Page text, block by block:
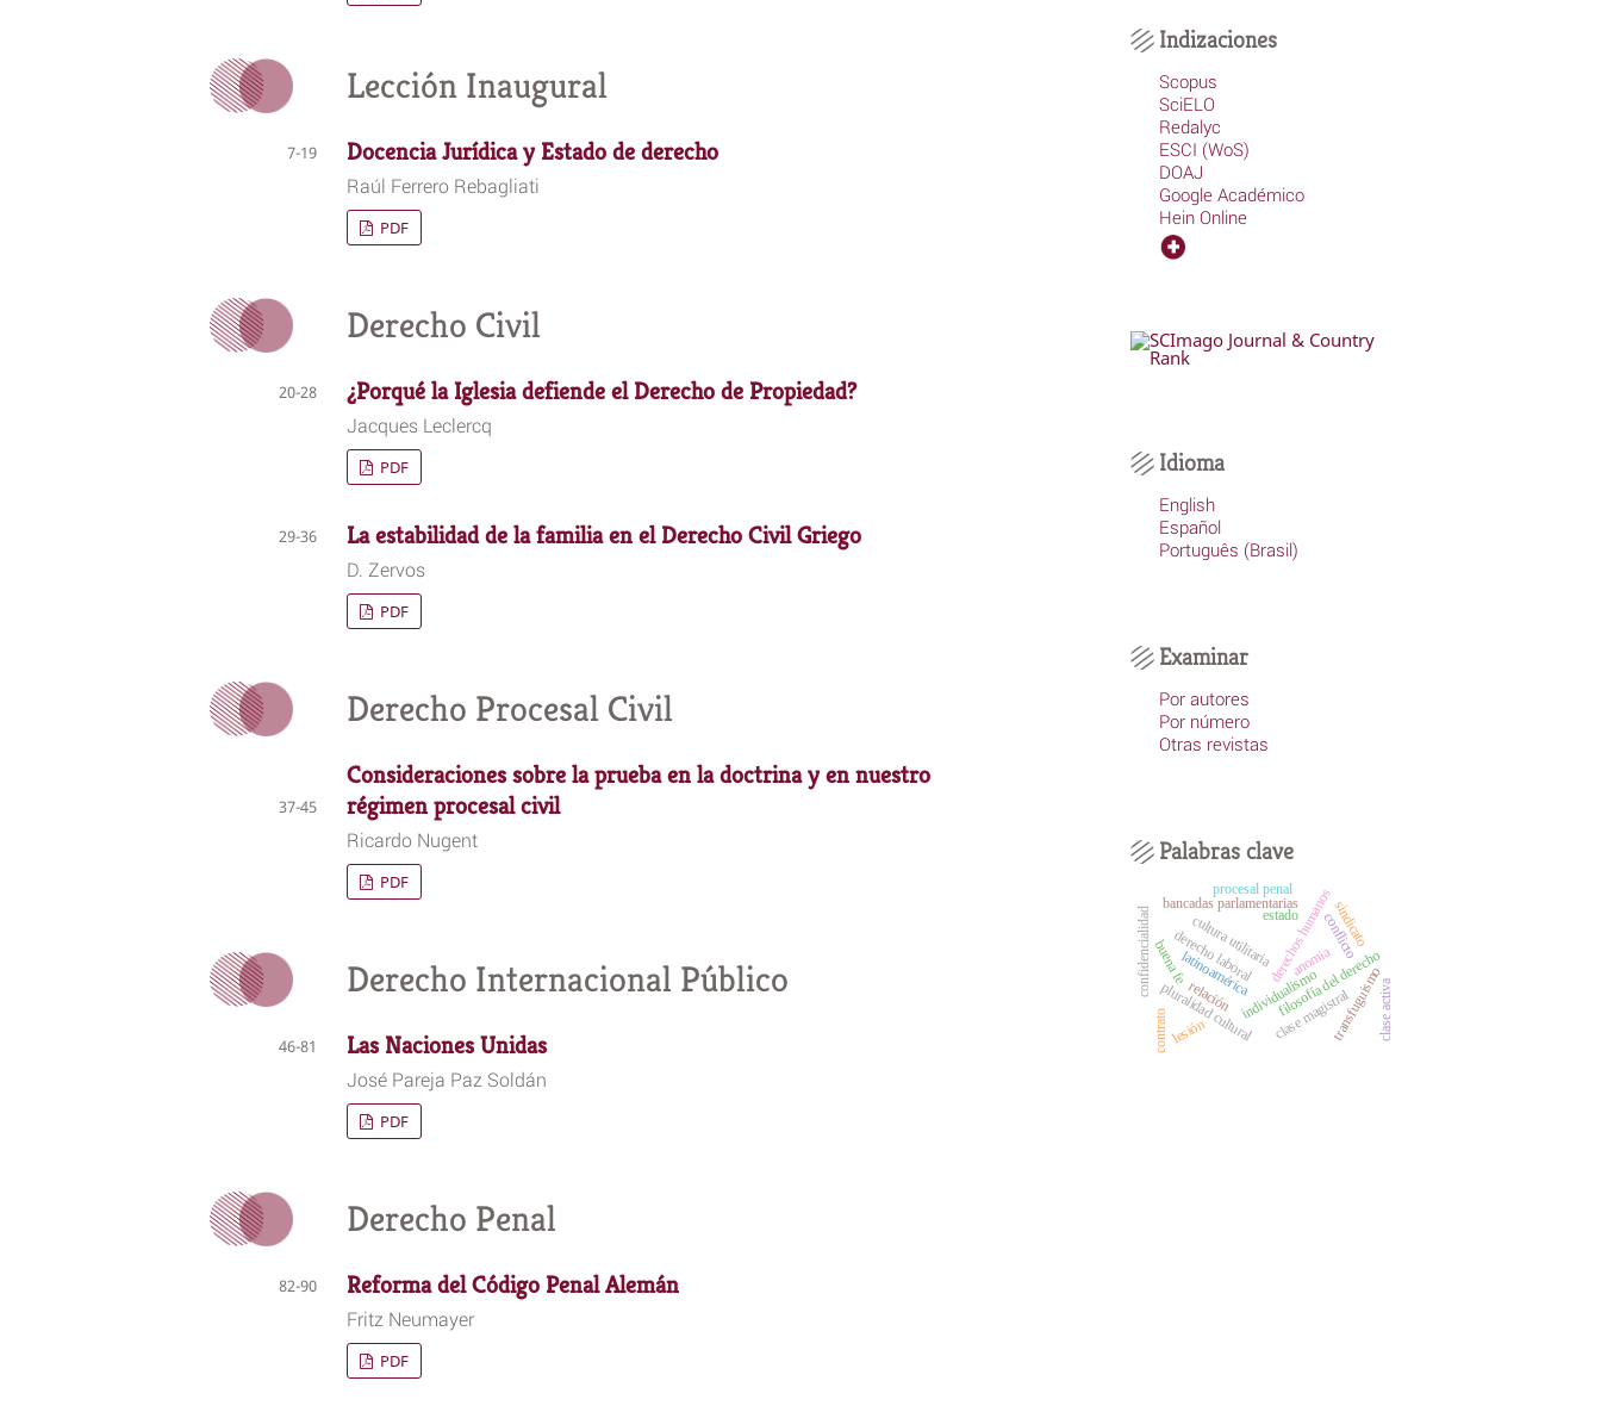
Lección Inaugural
Docencia Jurídica y Estado de derecho
Raúl Ferrero Rebagliati
7-19
PDF
Derecho Civil
¿Porqué la Iglesia defiende el Derecho de Propiedad?
Jacques Leclercq
20-28
PDF
La estabilidad de la familia en el Derecho Civil Griego
D. Zervos
29-36
PDF
Derecho Procesal Civil
Consideraciones sobre la prueba en la doctrina y en nuestro
régimen procesal civil
Ricardo Nugent
37-45
PDF
Derecho Internacional Público
Las Naciones Unidas
José Pareja Paz Soldán
46-81
PDF
Derecho Penal
Reforma del Código Penal Alemán
Fritz Neumayer
82-90
PDF
Indizaciones
Scopus
SciELO
Redalyc
ESCI (WoS)
DOAJ
Google Académico
Hein Online
Idioma
English
Español
Português (Brasil)
Examinar
Por autores
Por número
Otras revistas
Palabras clave
derecho laboral derechos humanos
individualismo
pluralidad cultural filosofía del derecho
transfuguismo
anomia
cultura utilitaria
bancadas parlamentarias
latinoamérica
procesal penal
conflicto
estado
confidencialidad
clase magistral clase activa
lesión
contrato
buena fe
sindicato
relación